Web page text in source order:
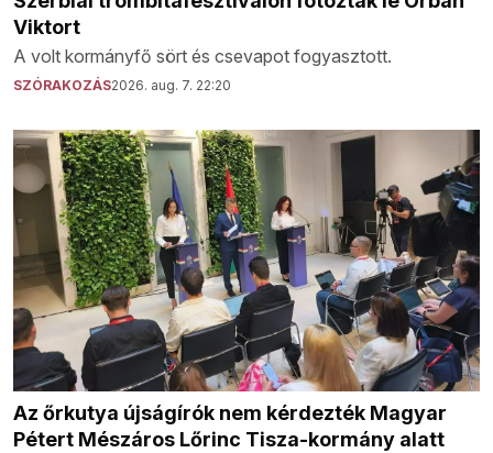
Viktort
A volt kormányfő sört és csevapot fogyasztott.
SZÓRAKOZÁS2026. aug. 7. 22:20
Az őrkutya újságírók nem kérdezték Magyar
Pétert Mészáros Lőrinc Tisza-kormány alatt